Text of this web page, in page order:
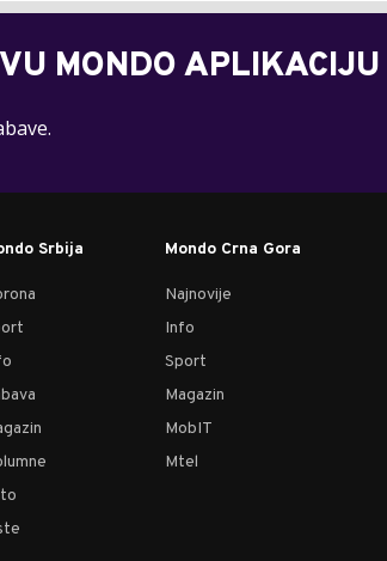
MONDO APLIKACIJU
Srbija Mondo Crna Gora
Najnovije
Info
Sport
Magazin
MobIT
Mtel